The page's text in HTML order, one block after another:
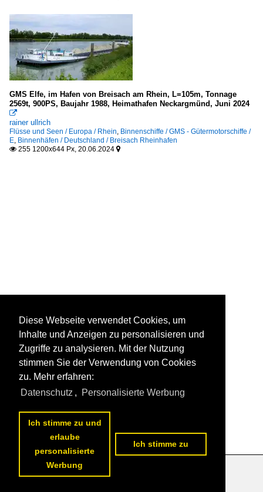
GMS Elfe, im Hafen von Breisach am Rhein, L=105m, Tonnage
2569t, 900PS, Baujahr 1988, Heimathafen Neckargmünd, Juni 2024

rainer ullrich
Flüsse und Seen / Europa / Rhein Binnenschiffe / GMS - Gütermotorschiffe /
E Binnenhäfen / Deutschland / Breisach Rheinhafen
 255 1200x644 Px, 20.06.2024 
Datenschutzerklärung
Diese Webseite verwendet Cookies, um
Inhalte und Anzeigen zu personalisieren und
Zugriffe zu analysieren. Mit der Nutzung
stimmen Sie der Verwendung von Cookies
zu. Mehr erfahren:
Datenschutz , Personalisierte Werbung
Ich stimme zu und
erlaube
personalisierte
Werbung
Ich stimme zu